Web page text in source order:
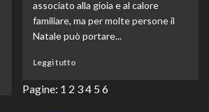
associato alla gioia e al calore
familiare, ma per molte persone il
Natale può portare...
Leggi tuttoLeggi
più
Pagine: 1 2 34 5 6